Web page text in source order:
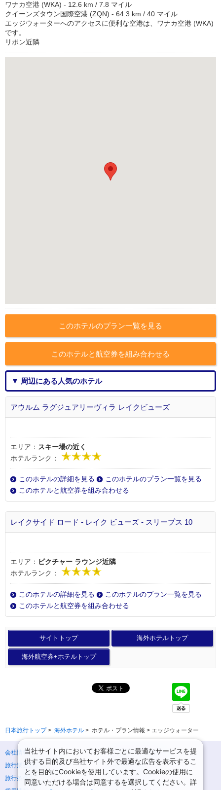
ワナカ空港 (WKA) - 12.6 km / 7.8 マイル
クイーンズタウン国際空港 (ZQN) - 64.3 km / 40 マイル
エッジウォーターへのアクセスに便利な空港は、ワナカ空港 (WKA)
です。
リポン近隣
このホテルのプラン一覧を見る
このホテルと航空券を組み合わせる
▼ 周辺にある人気のホテル
アウルム ラグジュアリーヴィラ レイクビューズ
エリア： スキー場の近く
ホテルランク：
このホテルの詳細を見る
このホテルのプラン一覧を見る
このホテルと航空券を組み合わせる
レイクサイド ロード - レイク ビューズ - スリープス 10
エリア： ピクチャー ラウンジ近隣
ホテルランク：
このホテルの詳細を見る
このホテルのプラン一覧を見る
このホテルと航空券を組み合わせる
サイトトップ 海外ホテルトップ
海外航空券+ホテルトップ
日本旅行トップ> 海外ホテル > ホテル・プラン情報 > エッジウォーター
会社情報
プライバシーポリシー
旅行業登録票・約款
規約集
旅行条件書
ニュースリリース
当社サイト内においてお客様ごとに最適なサービスを提
供する目的及び当社サイト外で最適な広告を表示するこ
とを目的にCookieを使用しています。Cookieの使用に
同意いただける場合は同意するを選択してください。詳